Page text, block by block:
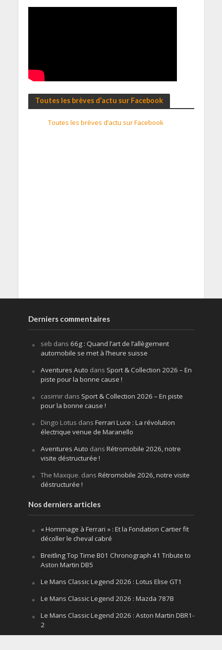
Toutes les brèves d’actu sur Facebook
Toutes les brèves d’actu sur Facebook
Derniers commentaires
seb dans 66g : Quand l’art de l’allègement
automobile se met à l’heure suisse
Aventures Auto dans Sport & Collection 2026 – En
piste pour la bonne cause !
casimirdans Sport & Collection 2026 – En piste
pour la bonne cause !
Dingo Lotus dans Ferrari Luce : La révolution
électrique venue de Maranello
Aventures Auto dans Rétromobile 2026, notre
visite déstructurée !
The Maxque. dans Rétromobile 2026, notre visite
déstructurée !
Nos derniers articles
« Hommage à Ferrari » : Et la Fondation Cartier fit
décoller le cheval cabré
Breitling Top Time B01 Chronograph 41 Tribute to
Aston Martin DB5
Le Mans Classic Legend 2026 : Lotus Elise GT1
Le Mans Classic Legend 2026 : Mazda 787B
Le Mans Classic Legend 2026 : Aston Martin DBR1-
2